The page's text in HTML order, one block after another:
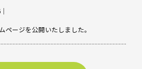
｜
ページを公開いたしました。